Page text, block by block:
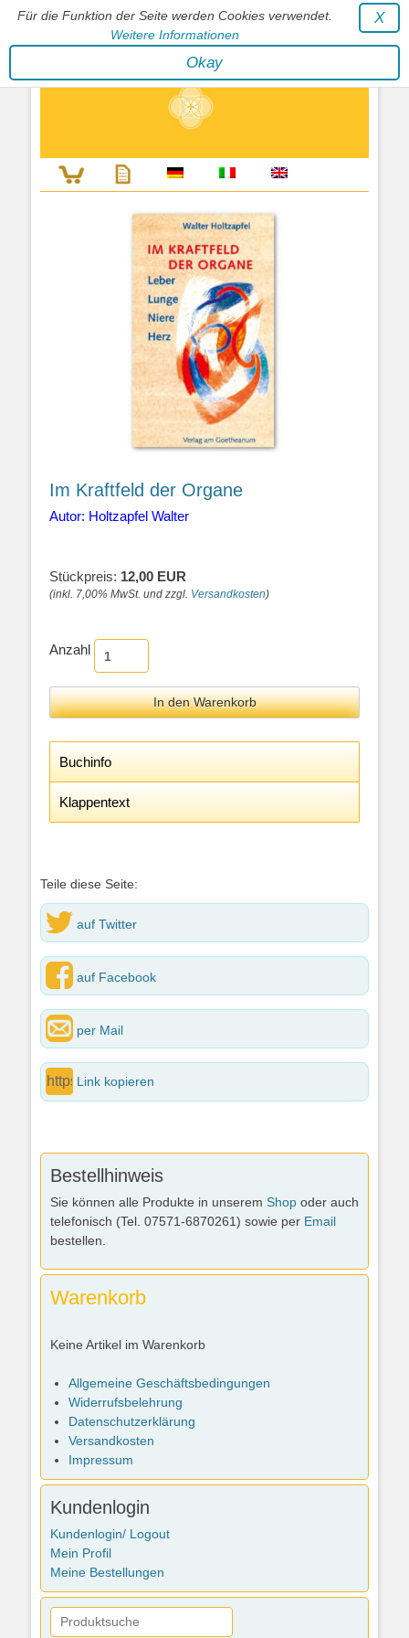
Für die Funktion der Seite werden Cookies verwendet.
Weitere Informationen
X
Okay
Stephan Wunderlich Verlag
Literatur zur Förderung der Gestaltfähigkeit des Lebens
Im Kraftfeld der Organe
Autor: Holtzapfel Walter
Stückpreis: 12,00 EUR
(inkl. 7,00% MwSt. und zzgl. Versandkosten)
Anzahl
Buchinfo
Klappentext
Teile diese Seite:
auf Twitter
auf Facebook
per Mail
Link kopieren
Bestellhinweis
Sie können alle Produkte in unserem Shop oder auch
telefonisch (Tel. 07571-6870261) sowie per Email
bestellen.
Warenkorb
Keine Artikel im Warenkorb
Allgemeine Geschäftsbedingungen
Widerrufsbelehrung
Datenschutzerklärung
Versandkosten
Impressum
Kundenlogin
Kundenlogin/ Logout
Mein Profil
Meine Bestellungen